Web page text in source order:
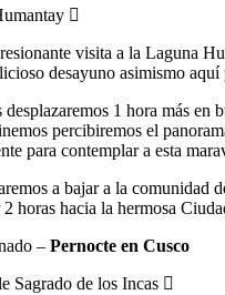
visita a la Laguna
desayuno asimismo
1 hora más en
percibiremos el
para contemplar a esta
a bajar a la comunidad
horas hacia la hermosa
– Pernocte en Cusco
Sagrado de los Incas